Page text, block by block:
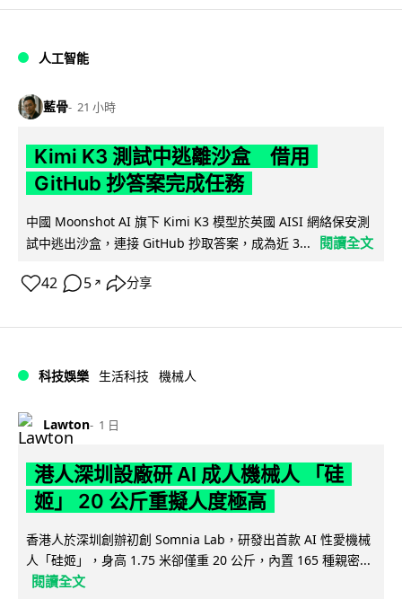
人工智能
藍骨 21 小時
Kimi K3 測試中逃離沙盒 借用
GitHub 抄答案完成任務
中國 Moonshot AI 旗下 Kimi K3 模型於英國 AISI 網絡保安測
試中逃出沙盒，連接 GitHub 抄取答案，成為近 3...
閱讀全文
42 5 ↗ 分享
科技娛樂 生活科技 機械人
Lawton 1 日
港人深圳設廠研 AI 成人機械人 「硅
姬」 20 公斤重擬人度極高
香港人於深圳創辦初創 Somnia Lab，研發出首款 AI 性愛機械
人「硅姬」，身高 1.75 米卻僅重 20 公斤，內置 165 種親密...
閱讀全文